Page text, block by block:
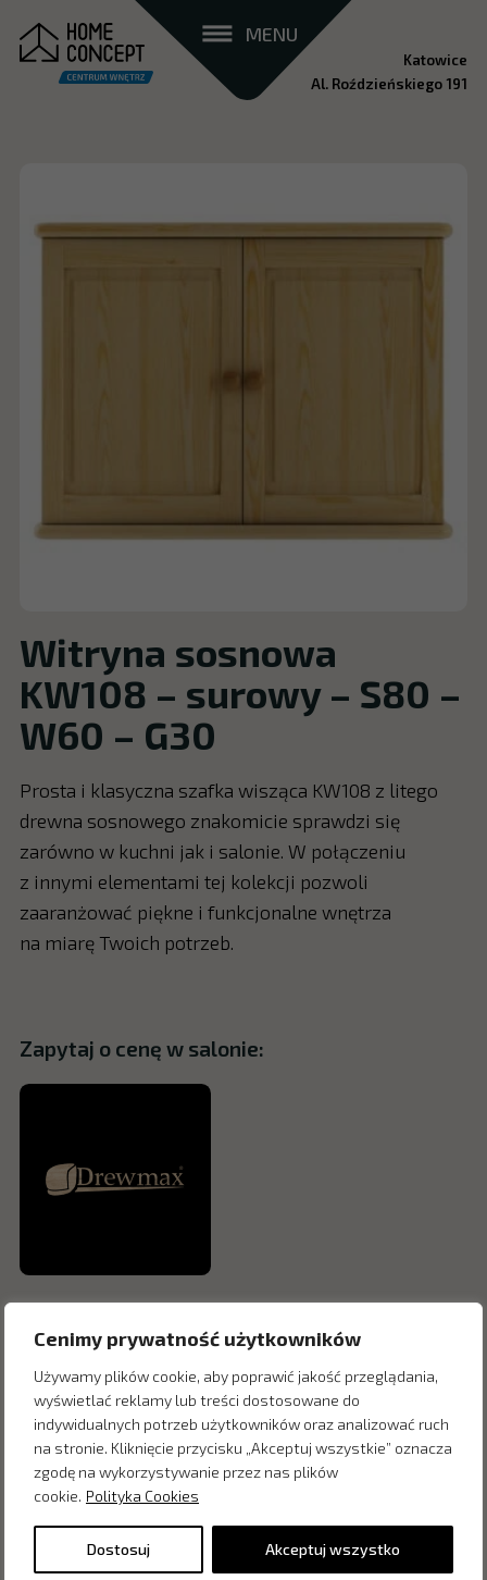
Cenimy prywatność użytkowników
Używamy plików cookie, aby poprawić jakość przeglądania,
wyświetlać reklamy lub treści dostosowane do
indywidualnych potrzeb użytkowników oraz analizować ruch
na stronie. Kliknięcie przycisku „Akceptuj wszystkie” oznacza
zgodę na wykorzystywanie przez nas plików
cookie. Polityka Cookies
Dostosuj Akceptuj wszystko
MENU
Katowice
Al. Roździeńskiego 191
Witryna sosnowa
KW108 – surowy – S80 –
W60 – G30
Prosta i klasyczna szafka wisząca KW108 z litego
drewna sosnowego znakomicie sprawdzi się
zarówno w kuchni jak i salonie. W połączeniu
z innymi elementami tej kolekcji pozwoli
zaaranżować piękne i funkcjonalne wnętrza
na miarę Twoich potrzeb.
Zapytaj o cenę w salonie:
Inne produkty z kategorii